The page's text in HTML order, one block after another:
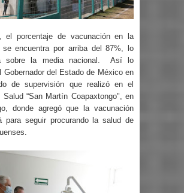
el porcentaje de vacunación en la
se encuentra por arriba del 87%, lo
sobre la media nacional.
Así lo
Gobernador del Estado de México en
de supervisión que realizó en el
Salud “San Martín Coapaxtongo", en
donde agregó que la vacunación
para seguir procurando la salud de